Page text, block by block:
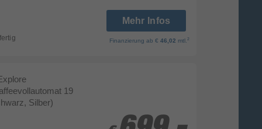
Mehr Infos
Finanzierung ab € 46,02 mtl. 2
19
Silber)